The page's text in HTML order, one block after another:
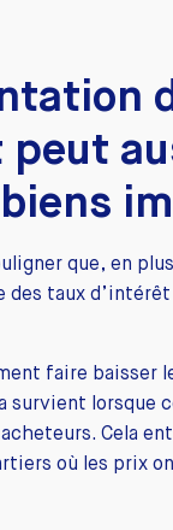
peut
que, en
des taux
faire baisser
survient lorsque
Cela
où les prix